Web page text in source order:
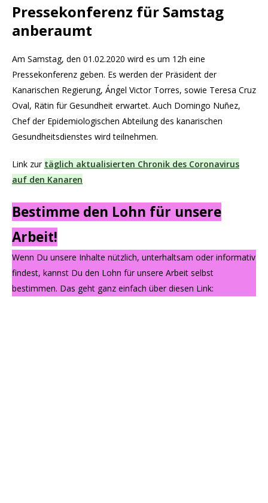
Pressekonferenz für Samstag
anberaumt
Am Samstag, den 01.02.2020 wird es um 12h eine
Pressekonferenz geben. Es werden der Präsident der
Kanarischen Regierung, Ángel Victor Torres, sowie Teresa Cruz
Oval, Rätin für Gesundheit erwartet. Auch Domingo Nuñez,
Chef der Epidemiologischen Abteilung des kanarischen
Gesundheitsdienstes wird teilnehmen.
Link zur täglich aktualisierten Chronik des Coronavirus
auf den Kanaren
Bestimme den Lohn für unsere
Arbeit!
Wenn Du unsere Inhalte nützlich, unterhaltsam oder informativ
findest, kannst Du den Lohn für unsere Arbeit selbst
bestimmen. Das geht ganz einfach über diesen Link: